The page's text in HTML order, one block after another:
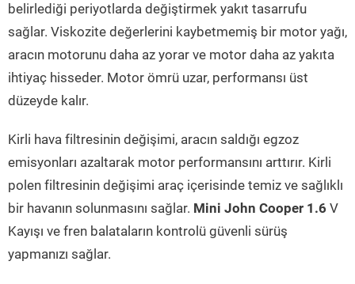
belirlediği periyotlarda değiştirmek yakıt tasarrufu
sağlar. Viskozite değerlerini kaybetmemiş bir motor yağı,
aracın motorunu daha az yorar ve motor daha az yakıta
ihtiyaç hisseder. Motor ömrü uzar, performansı üst
düzeyde kalır.
Kirli hava filtresinin değişimi, aracın saldığı egzoz
emisyonları azaltarak motor performansını arttırır. Kirli
polen filtresinin değişimi araç içerisinde temiz ve sağlıklı
bir havanın solunmasını sağlar. Mini John Cooper 1.6 V
Kayışı ve fren balataların kontrolü güvenli sürüş
yapmanızı sağlar.